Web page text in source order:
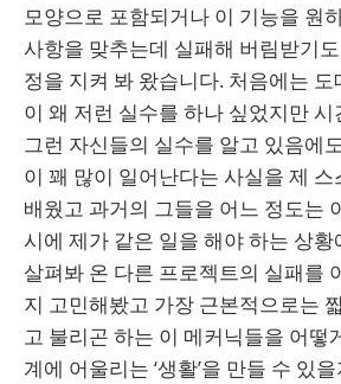
모양으로 포함되거나 이 기능을 원
사항을 맞추는데 실패해 버림받기
정을 지켜 봐 왔습니다. 처음에는
이 왜 저런 실수를 하나 싶었지만
그런 자신들의 실수를 알고 있음에
이 꽤 많이 일어난다는 사실을 제
배웠고 과거의 그들을 어느 정도는
시에 제가 같은 일을 해야 하는 상
살펴봐 온 다른 프로젝트의 실패를
지 고민해봤고 가장 근본적으로는
고 불리곤 하는 이 메커닉들을 어떻
계에 어울리는 ‘생활’을 만들 수 있